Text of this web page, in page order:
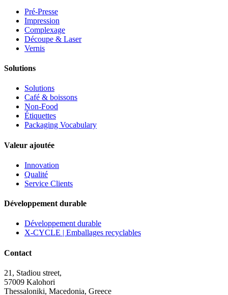
Pré-Presse
Impression
Complexage
Découpe & Laser
Vernis
Solutions
Solutions
Café & boissons
Non-Food
Étiquettes
Packaging Vocabulary
Valeur ajoutée
Innovation
Qualité
Service Clients
Développement durable
Développement durable
X-CYCLE | Emballages recyclables
Contact
21, Stadiou street,
57009 Kalohori
Thessaloniki, Macedonia, Greece